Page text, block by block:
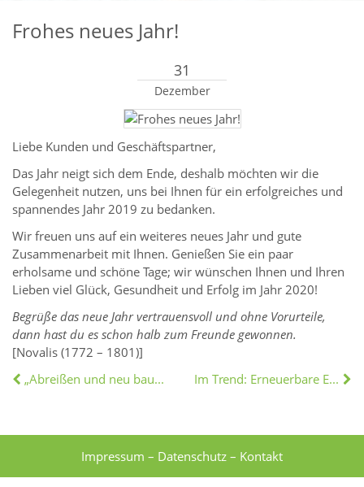
Frohes neues Jahr!
31
Dezember
Liebe Kunden und Geschäftspartner,
Das Jahr neigt sich dem Ende, deshalb möchten wir die
Gelegenheit nutzen, uns bei Ihnen für ein erfolgreiches und
spannendes Jahr 2019 zu bedanken.
Wir freuen uns auf ein weiteres neues Jahr und gute
Zusammenarbeit mit Ihnen. Genießen Sie ein paar
erholsame und schöne Tage; wir wünschen Ihnen und Ihren
Lieben viel Glück, Gesundheit und Erfolg im Jahr 2020!
Begrüße das neue Jahr vertrauensvoll und ohne Vorurteile,
dann hast du es schon halb zum Freunde gewonnen.
[Novalis (1772 – 1801)]
„Abreißen und neu bauen“ – Wissenswertes zum Hausabriss
Im Trend: Erneuerbare Energien
Impressum – Datenschutz – Kontakt